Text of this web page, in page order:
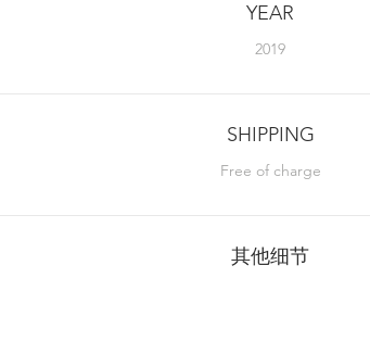
YEAR
2019
SHIPPING
Free of charge
其他细节